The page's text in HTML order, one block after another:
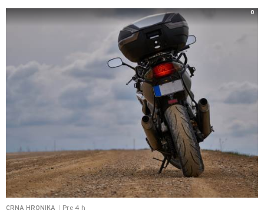
CRNA HRONIKA Pre 4 h
0